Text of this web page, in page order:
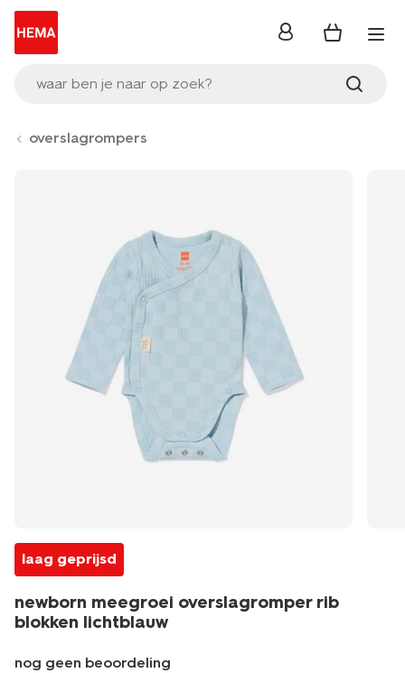
waar ben je naar op zoek?
inloggen
overslagrompers
laag geprijsd
newborn meegroei overslagromper rib
blokken lichtblauw
nog geen beoordeling